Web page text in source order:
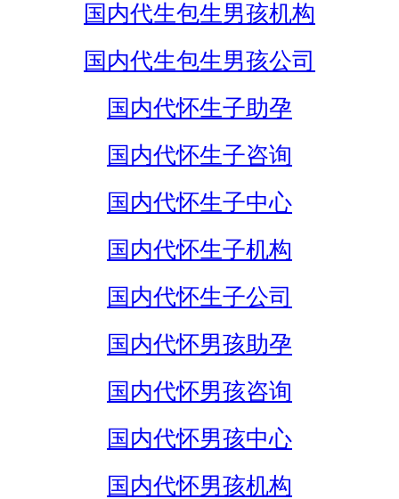
国内代生包生男孩机构
国内代生包生男孩公司
国内代怀生子助孕
国内代怀生子咨询
国内代怀生子中心
国内代怀生子机构
国内代怀生子公司
国内代怀男孩助孕
国内代怀男孩咨询
国内代怀男孩中心
国内代怀男孩机构